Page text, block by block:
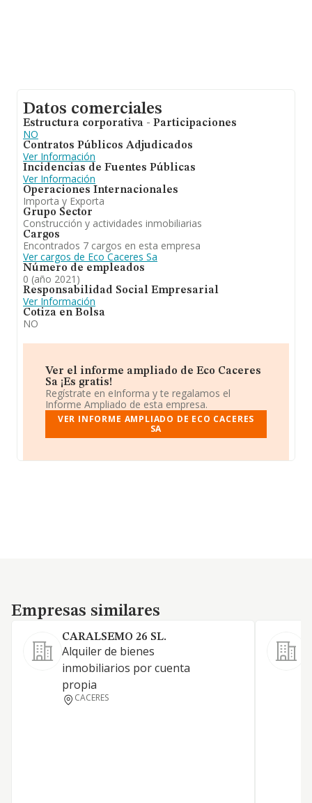
Datos comerciales
Estructura corporativa - Participaciones
NO
Contratos Públicos Adjudicados
Ver Información
Incidencias de Fuentes Públicas
Ver Información
Operaciones Internacionales
Importa y Exporta
Grupo Sector
Construcción y actividades inmobiliarias
Cargos
Encontrados 7 cargos en esta empresa
Ver cargos de Eco Caceres Sa
Número de empleados
0 (año 2021)
Responsabilidad Social Empresarial
Ver Información
Cotiza en Bolsa
NO
Ver el informe ampliado de Eco Caceres
Sa ¡Es gratis!
Regístrate en eInforma y te regalamos el
Informe Ampliado de esta empresa.
VER INFORME AMPLIADO DE ECO CACERES
SA
Empresas similares
Empresas similares
CARALSEMO 26 SL.
Alquiler de bienes
inmobiliarios por cuenta
propia
CACERES